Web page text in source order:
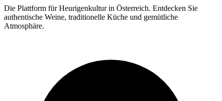
Die Plattform für Heurigenkultur in Österreich. Entdecken Sie
authentische Weine, traditionelle Küche und gemütliche
Atmosphäre.